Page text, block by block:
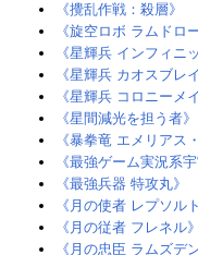
《攪乱作戦：殺層》‎
《旋空ロボ ラムドロ
《星輝兵 インフィニ
《星輝兵 カオスブレ
《星輝兵 コロニーメ
《星間減光を担う者》
《暴拳竜 エメリアス
《最強ゲーム実況系
《最強兵器 特攻丸》
《月の使者 レプソルト
《月の従者 フレネル》
《月の忠臣 ラムズデン